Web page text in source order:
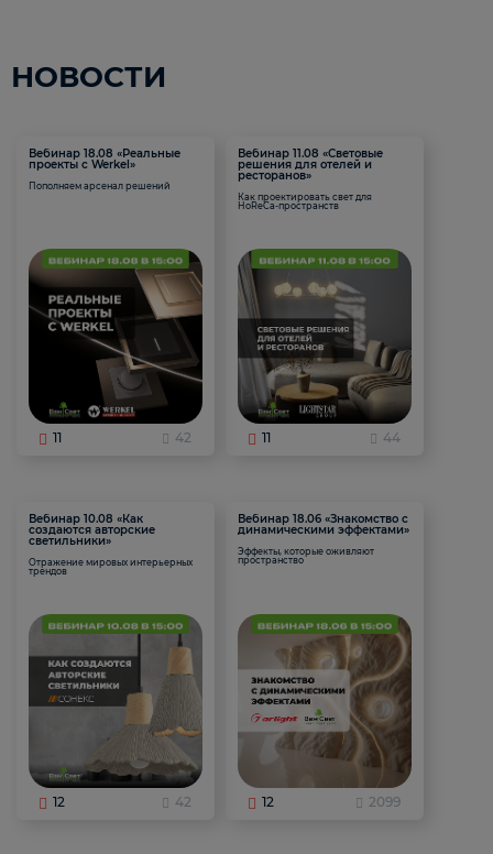
НОВОСТИ
Вебинар 18.08 «Реальные
проекты с Werkel»
Пополняем арсенал решений
11 42
Вебинар 11.08 «Световые
решения для отелей и
ресторанов»
Как проектировать свет для
HoReCa-пространств
11 44
Вебинар 10.08 «Как
создаются авторские
светильники»
Отражение мировых интерьерных
трендов
12 42
Вебинар 18.06 «Знакомство с
динамическими эффектами»
Эффекты, которые оживляют
пространство
12 2099